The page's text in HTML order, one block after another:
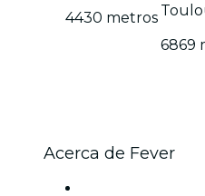
4430 metros
6869
Acerca de Fever